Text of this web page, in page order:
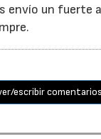
envío un fuerte
escribir comentarios